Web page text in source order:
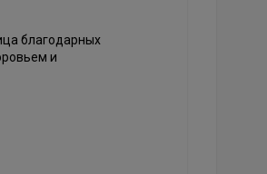
благодарных
и